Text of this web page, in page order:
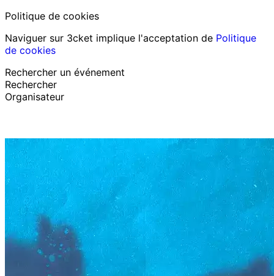
Politique de cookies
Naviguer sur 3cket implique l'acceptation de Politique
de cookies
Rechercher un événement
Rechercher
Organisateur
Français
Assistance au participant
J’ai perdu mon billet
Login Promouvoir événement